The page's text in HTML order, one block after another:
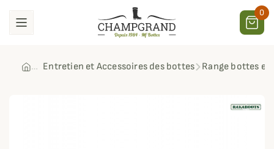
0
Entretien et Accessoires des bottes Range bottes